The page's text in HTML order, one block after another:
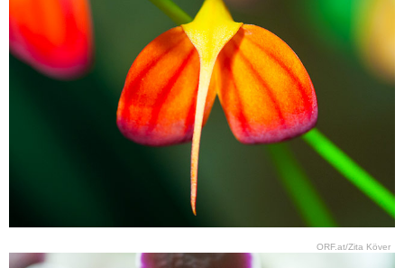
ORF.at/Zita Köver